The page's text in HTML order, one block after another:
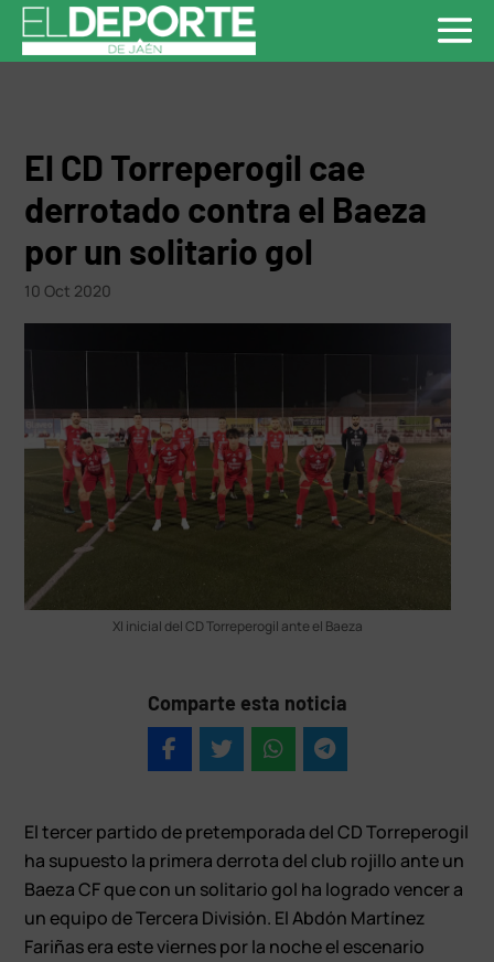
El CD Torreperogil cae
derrotado contra el Baeza
por un solitario gol
10 Oct 2020
XI inicial del CD Torreperogil ante el Baeza
Comparte esta noticia
El tercer partido de pretemporada del CD Torreperogil
ha supuesto la primera derrota del club rojillo ante un
Baeza CF que con un solitario gol ha logrado vencer a
un equipo de Tercera División. El Abdón Martínez
Fariñas era este viernes por la noche el escenario